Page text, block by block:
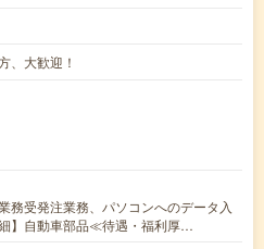
、大歓迎！
務受発注業務、パソコンへのデータ入
】自動車部品≪待遇・福利厚…